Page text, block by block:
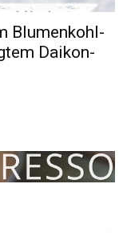
Blumenkohl-
Daikon-